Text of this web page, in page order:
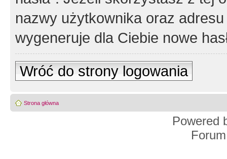
nazwy użytkownika oraz
wygeneruje dla Ciebie nowe
Wróć do strony logowania
Strona główna
Powered